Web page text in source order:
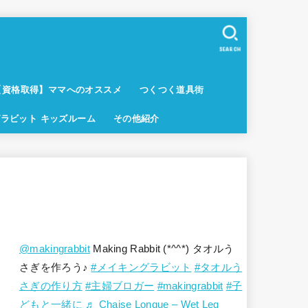
資格取得】ママへのオススメ つくつく道具街
ビット キッズルーム その他紹介
SEARCH
@makingrabbitMaking Rabbit (*^^*) タオルう
さぎを作ろう♪#メイキングラビット #タオルう
さぎの作り方 #主婦ブロガー #makingrabbit #子
どもと一緒に ♬ Chaise Longue – Wet Leg